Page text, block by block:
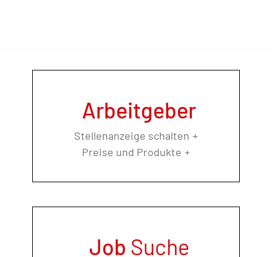
Arbeitgeber
Stellenanzeige schalten
Preise und Produkte
Job Suche